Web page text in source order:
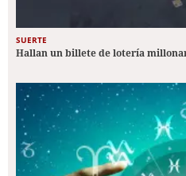
SUERTE
Hallan un billete de lotería